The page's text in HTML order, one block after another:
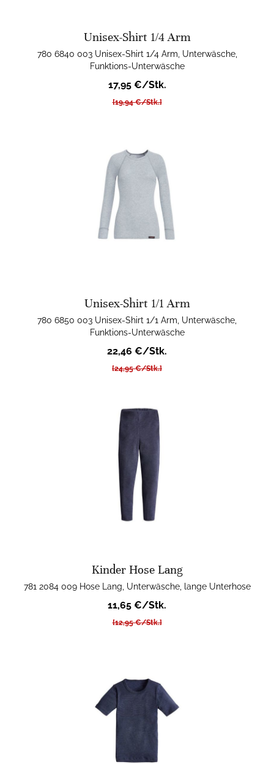
Unisex-Shirt 1/4 Arm
780 6840 003 Unisex-Shirt 1/4 Arm, Unterwäsche,
Funktions-Unterwäsche
17,95 €/Stk.
[19,94 €/Stk.]
Unisex-Shirt 1/1 Arm
780 6850 003 Unisex-Shirt 1/1 Arm, Unterwäsche,
Funktions-Unterwäsche
22,46 €/Stk.
[24,95 €/Stk.]
Kinder Hose Lang
781 2084 009 Hose Lang, Unterwäsche, lange Unterhose
11,65 €/Stk.
[12,95 €/Stk.]